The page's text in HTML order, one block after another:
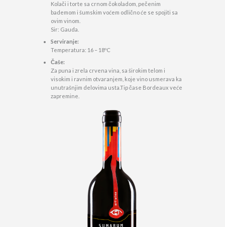
Kolači i torte sa crnom čokoladom, pečenim
bademom i šumskim voćem odlično će se spojiti sa
ovim vinom.
Sir: Gauda.
Serviranje:
Temperatura: 16 – 18ºC
Čaše:
Za puna i zrela crvena vina, sa širokim telom i
visokim i ravnim otvaranjem, koje vino usmerava ka
unutrašnjim delovima usta.Tip čase Bordeaux veće
zapremine.